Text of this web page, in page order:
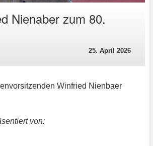
Nienaber zum 80.
25. April 2026
Winfried Nienbaer
von: